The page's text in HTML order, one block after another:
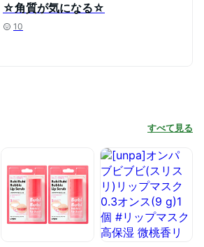
☆角質が気になる☆
10
すべて見る